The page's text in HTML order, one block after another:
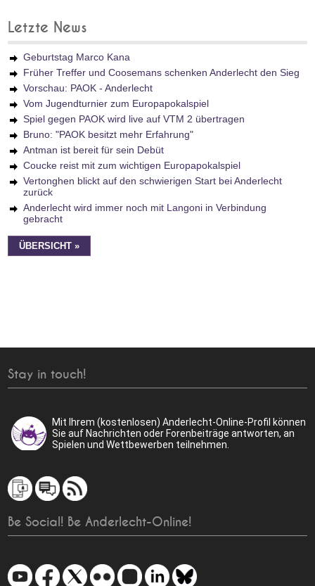
Letzte News
Geburtstag Marco Kana
Früher Treffer und Coosemans schenken Anderlecht den Sieg
Vorschau: PAOK - Anderlecht
Vom Jugendturnier zum Europapokalspiel
Spiel gegen PAOK wird live auf VTM 2 übertragen
Bruno: "PAOK besitzt mehr Erfahrung"
Antman ist bereit für sein Debüt
Coucke reist mit zum wichtigen Europapokalspiel
Vertonghen blickt auf den schwierigen Start bei Anderlecht
zurück
Anderlecht wird immer noch mit Langoni in Verbindung
gebracht
ÜBERSICHT »
Stay in touch!
Mit Ihrem (kostenlosen) Anderlecht-Online-Profil können
Sie auf Nachrichten oder Forenbeiträge antworten, an
Spielen und Wettbewerben teilnehmen.
Be Social! Be Anderlecht-Online!